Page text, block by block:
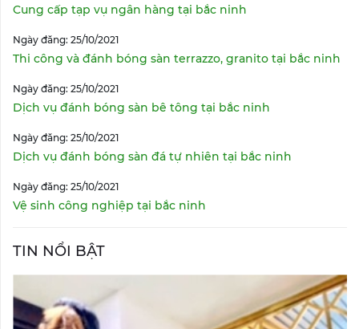
Cung cấp tạp vụ ngân hàng tại bắc ninh
Ngày đăng: 25/10/2021
Thi công và đánh bóng sàn terrazzo, granito tại bắc ninh
Ngày đăng: 25/10/2021
Dịch vụ đánh bóng sàn bê tông tại bắc ninh
Ngày đăng: 25/10/2021
Dịch vụ đánh bóng sàn đá tự nhiên tại bắc ninh
Ngày đăng: 25/10/2021
Vệ sinh công nghiệp tại bắc ninh
TIN NỔI BẬT